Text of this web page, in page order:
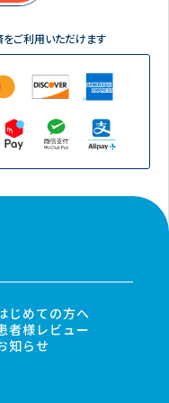
をご利用いただけます
じめての方へ
者様レビュー
知らせ